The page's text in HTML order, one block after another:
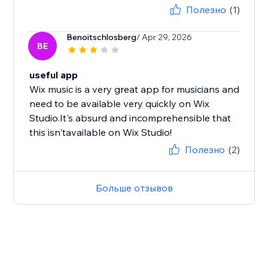
Полезно (1)
BE
Benoitschlosberg/ Apr 29, 2026
useful app
Wix music is a very great app for musicians and
need to be available very quickly on Wix
Studio.It's absurd and incomprehensible that
this isn'tavailable on Wix Studio!
Полезно (2)
Больше отзывов